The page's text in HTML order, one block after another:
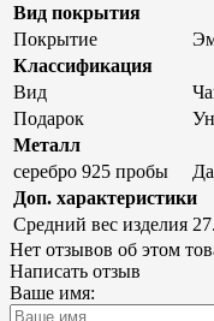
Вид покрытия
Покрытие
Классификация
Вид
Подарок
Металл
серебро 925 пробы
Да
Доп. характеристики
Средний вес изделия
Нет отзывов об этом
Написать отзыв
Ваше имя: